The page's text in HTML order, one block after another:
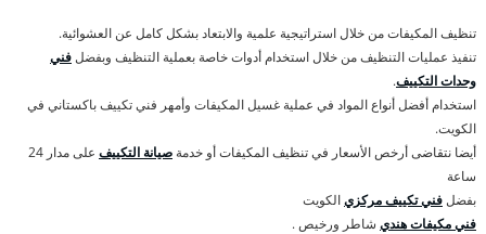
تنظيف المكيفات من خلال استراتيجية علمية والابتعاد بشكل كامل عن العشوائية.
تنفيذ عمليات التنظيف من خلال استخدام أدوات خاصة بعملية التنظيف وبفضلفني
وحدات التكييف.
استخدام أفضل أنواع المواد في عملية غسيل المكيفات وأمهر فني تكييف باكستاني في
الكويت.
أيضا نتقاضى أرخص الأسعار في تنظيف المكيفات أو خدمة صيانة التكييف
على مدار 24
ساعة
بفضلفني تكييف مركزيالكويت
فني مكيفات هندي شاطر ورخيص .